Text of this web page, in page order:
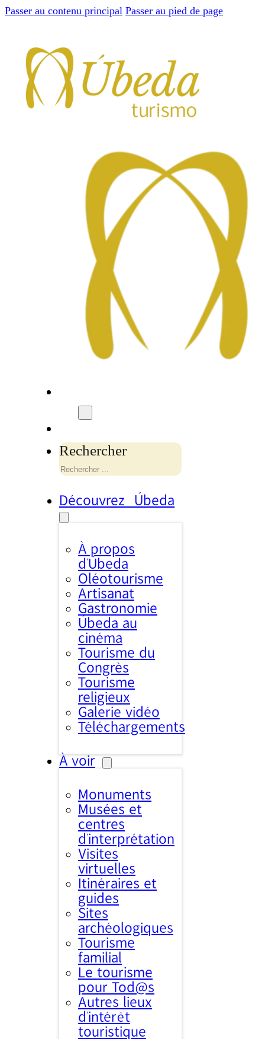
Passer au contenu principal Passer au pied de page
Rechercher
Découvrez Úbeda
À propos
d’Úbeda
Oléotourisme
Artisanat
Gastronomie
Úbeda au
cinéma
Tourisme du
Congrès
Tourisme
religieux
Galerie vidéo
Téléchargements
À voir
Monuments
Musées et
centres
d’interprétation
Visites
virtuelles
Itinéraires et
guides
Sites
archéologiques
Tourisme
familial
Le tourisme
pour Tod@s
Autres lieux
d'intérêt
touristique